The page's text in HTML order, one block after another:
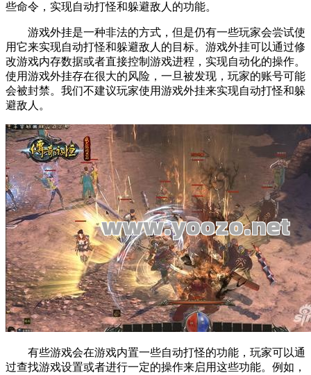
些命令，实现自动打怪和躲避敌人的功能。
游戏外挂是一种非法的方式，但是仍有一些玩家会尝试使
用它来实现自动打怪和躲避敌人的目标。游戏外挂可以通过修
改游戏内存数据或者直接控制游戏进程，实现自动化的操作。
使用游戏外挂存在很大的风险，一旦被发现，玩家的账号可能
会被封禁。我们不建议玩家使用游戏外挂来实现自动打怪和躲
避敌人。
有些游戏会在游戏内置一些自动打怪的功能，玩家可以通
过查找游戏设置或者进行一定的操作来启用这些功能。例如，